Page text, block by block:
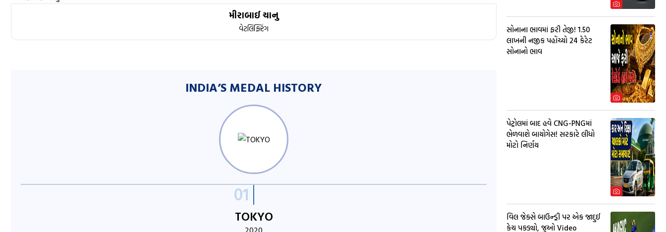
મીરાબાઈ ચાનુ
વેટલિફ્ટિંગ
INDIA’S MEDAL HISTORY
TOKYO
સોનાના ભાવમાં ફરી તેજી! ₹1.50
લાખની નજીક પહોંચ્યો 24 કેરેટ
સોનાનો ભાવ
પેટ્રોલમાં બાદ હવે CNG-PNGમાં
ભેળવાશે બાયોગેસ! સરકારે લીધો
મોટો નિર્ણય
વિલ જેક્સે બાઉન્ડ્રી પર એક જાદુઈ
કેચ પકડ્યો, જુઓ Video